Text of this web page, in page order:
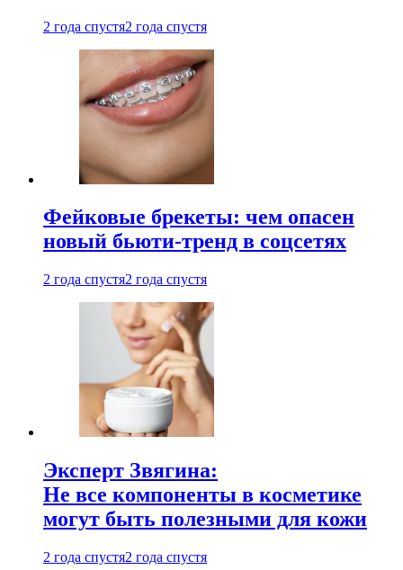
2 года спустя2 года спустя
Фейковые брекеты: чем опасен
новый бьюти-тренд в соцсетях
2 года спустя2 года спустя
Эксперт Звягина:
Не все компоненты в косметике
могут быть полезными для кожи
2 года спустя2 года спустя